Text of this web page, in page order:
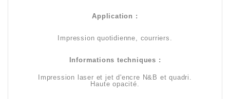
Application :
Impression quotidienne, courriers.
Informations techniques :
Impression laser et jet d'encre N&B et quadri.
Haute opacité.